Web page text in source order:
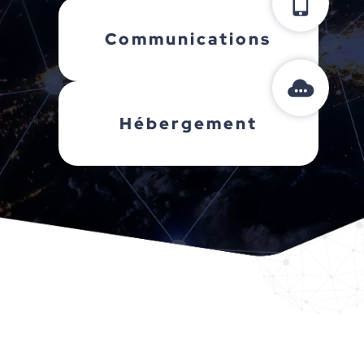
Communications
Hébergement